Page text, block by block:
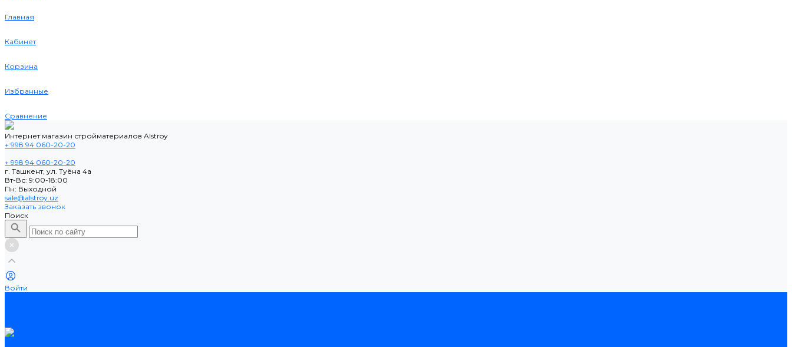
Главная
Кабинет
Корзина
Избранные
Сравнение
Интернет магазин стройматериалов Alstroy
+ 998 94 060-20-20
+ 998 94 060-20-20
г. Ташкент, ул. Туёна 4а
Вт-Вс: 9:00-18:00
Пн: Выходной
sale@alstroy.uz
Заказать звонок
Поиск
Войти